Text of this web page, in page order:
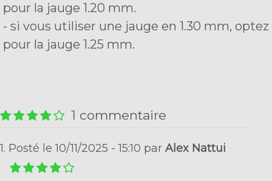
pour la jauge 1.20 mm.
- si vous utiliser une jauge en 1.30 mm, optez
pour la jauge 1.25 mm.
1 commentaire
1. Posté le 10/11/2025 - 15:10 par Alex Nattui